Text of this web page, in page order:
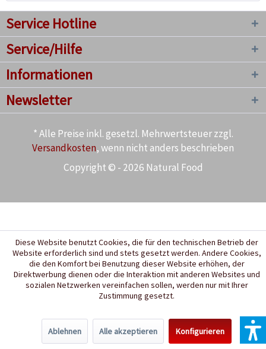
Service Hotline
Service/Hilfe
Informationen
Newsletter
* Alle Preise inkl. gesetzl. Mehrwertsteuer zzgl.
Versandkosten, wenn nicht anders beschrieben
Copyright © - 2026 Natural Food
Diese Website benutzt Cookies, die für den technischen Betrieb der
Website erforderlich sind und stets gesetzt werden. Andere Cookies,
die den Komfort bei Benutzung dieser Website erhöhen, der
Direktwerbung dienen oder die Interaktion mit anderen Websites und
sozialen Netzwerken vereinfachen sollen, werden nur mit Ihrer
Zustimmung gesetzt.
Ablehnen Alle akzeptieren Konfigurieren